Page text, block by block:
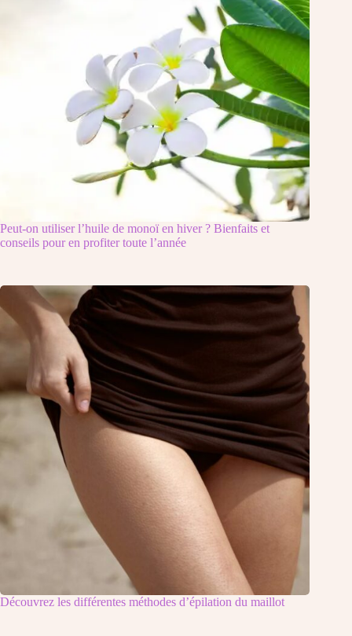
Peut-on utiliser l’huile de monoï en hiver ? Bienfaits et
conseils pour en profiter toute l’année
Découvrez les différentes méthodes d’épilation du maillot